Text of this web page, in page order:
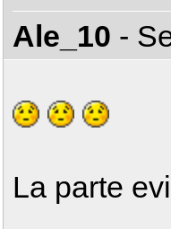
Ale_10 -
La parte